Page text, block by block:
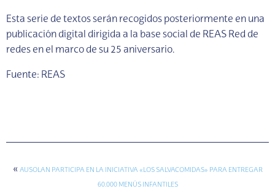
Esta serie de textos serán recogidos posteriormente en una
publicación digital dirigida a la base social de REAS Red de
redes en el marco de su 25 aniversario.
Fuente: REAS
« AUSOLAN PARTICIPA EN LA INICIATIVA «LOS SALVACOMIDAS» PARA ENTREGAR
60.000 MENÚS INFANTILES